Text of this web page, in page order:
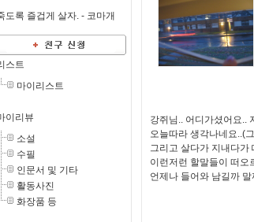
도록 즐겁게 살자. - 코마개
스트
마이리스트
이리뷰
소설
수필
인문서 및 기타
활동사진
화장품 등
강쥐님.. 어디가셨어요..
오늘따라 생각나네요..(
그리고 살다가 지내다가
이런저런 할말들이 떠오
언제나 들어와 남길까